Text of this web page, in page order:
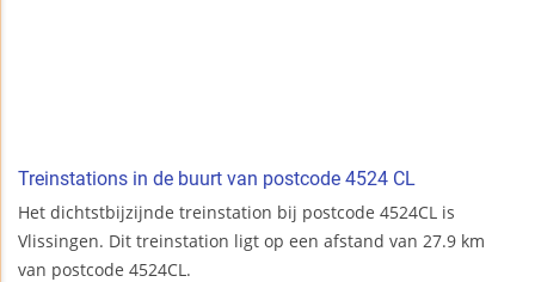
Treinstations in de buurt van postcode 4524 CL
Het dichtstbijzijnde treinstation bij postcode 4524CL is
Vlissingen. Dit treinstation ligt op een afstand van 27.9 km
van postcode 4524CL.